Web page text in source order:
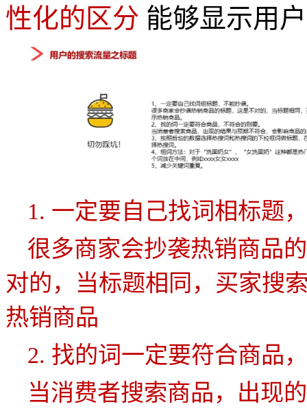
性化的区分 能够显示用
1. 一定要自己找词相标题
很多商家会抄袭热销商品
对的，当标题相同，买家搜
热销商品
2. 找的词一定要符合商品
当消费者搜索商品，出现